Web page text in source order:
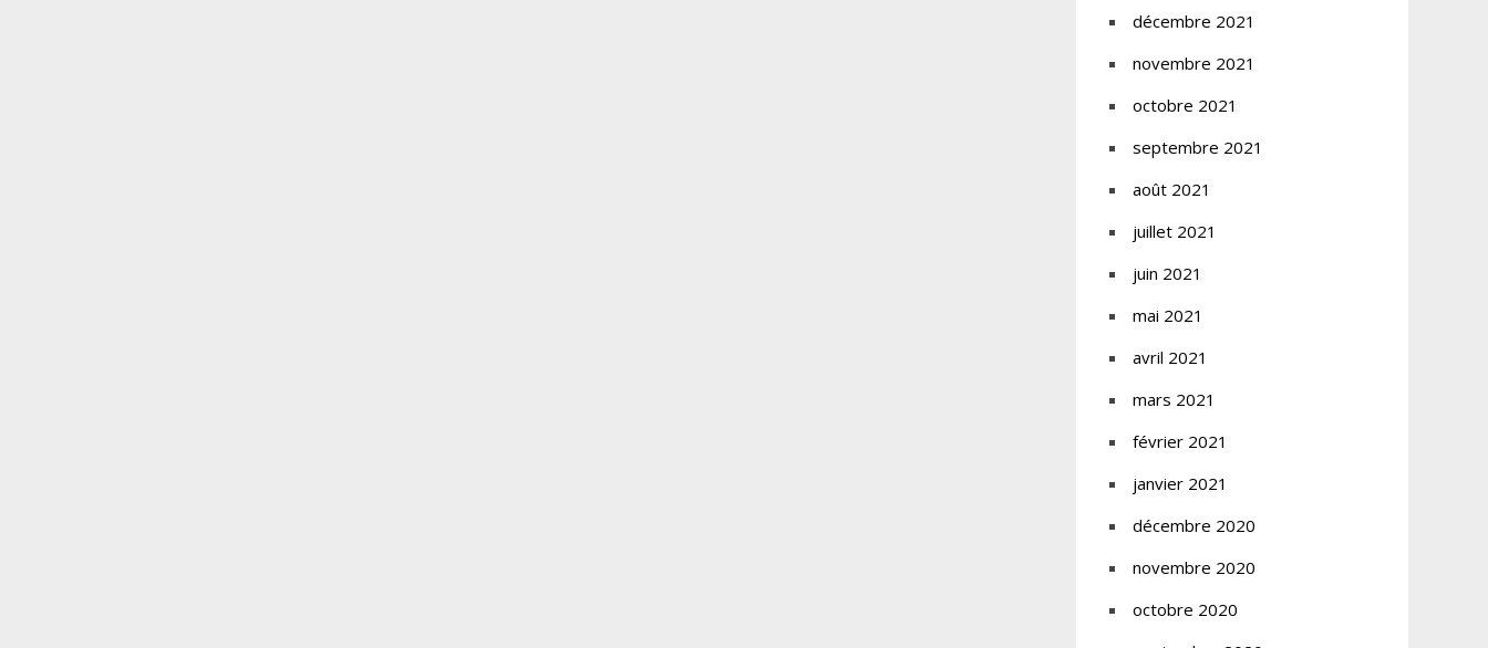
décembre 2021
novembre 2021
octobre 2021
septembre 2021
août 2021
juillet 2021
juin 2021
mai 2021
avril 2021
mars 2021
février 2021
janvier 2021
décembre 2020
novembre 2020
octobre 2020